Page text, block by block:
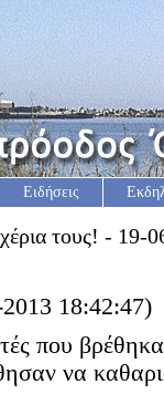
Ειδήσεις
τους! - 19-
18:42:47)
που
να